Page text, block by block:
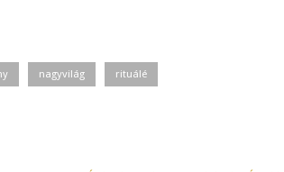
nagyvilág rituálé